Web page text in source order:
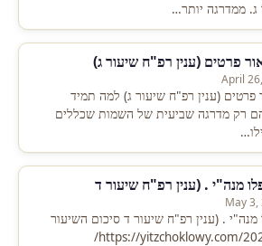
ממדרגה יותר…
April
פרטים (ענין רפ"ח שיעור ג) למה תמיד
רק מדרגה שביעית של השמות שכללים
May 3,
מנה"י . (ענין רפ"ח שיעור ד סיכום השיעור
https://yitzchoklowy.com/